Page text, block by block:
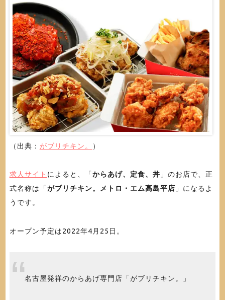
（出典： がブリチキン。 ）
求人サイト によると、「からあげ、定食、丼 」のお店で、正
式名称は「がブリチキン。メトロ・エム高島平店 」になるよ
うです。
オープン予定は2022年4月25日。
名古屋発祥のからあげ専門店「がブリチキン。」